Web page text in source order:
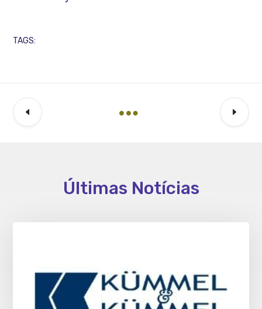
TAGS:
Últimas Notícias